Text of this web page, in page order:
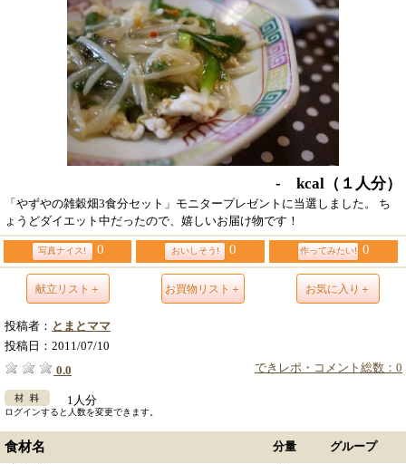
- kcal （１人分）
「やずやの雑穀畑3食分セット」モニタープレゼントに当選しました。 ち
ょうどダイエット中だったので、嬉しいお届け物です！
写真ナイス! 0 おいしそう! 0 作ってみたい! 0
献立リスト＋ お買物リスト＋ お気に入り＋
投稿者： とまとママ
投稿日： 2011/07/10
できレポ・コメント総数：0
0.0
1人分
ログインすると人数を変更できます。
食材名 分量 グループ